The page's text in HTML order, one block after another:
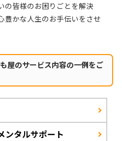
の皆様のお困りごとを解決
豊かな人生のお手伝いをさせ
屋のサービス内容の一例をご
タルサポート